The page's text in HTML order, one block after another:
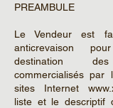
PREAMBULE
Le Vendeur est
anticrevaison
destination des
commercialisés par
sites Internet
liste et le descriptif